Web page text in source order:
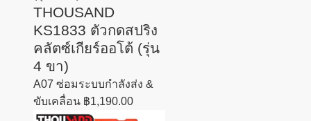
THOUSAND
KS1833 ตัวกดสปริง
คลัตซ์เกียร์ออโต้ (รุ่น
4 ขา)
A07 ซ่อมระบบกำลังส่ง &
ขับเคลื่อน ฿1,190.00